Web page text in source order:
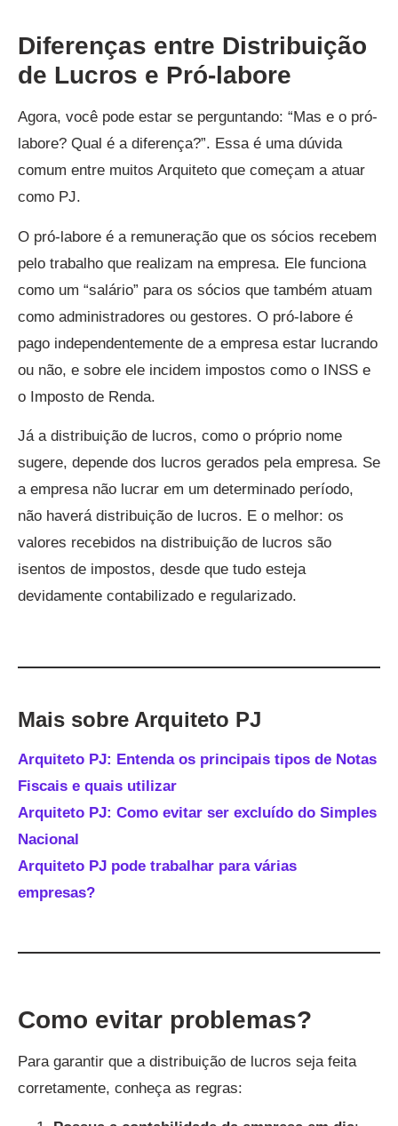
Diferenças entre Distribuição
de Lucros e Pró-labore
Agora, você pode estar se perguntando: “Mas e o pró-
labore? Qual é a diferença?”. Essa é uma dúvida
comum entre muitos Arquiteto que começam a atuar
como PJ.
O pró-labore é a remuneração que os sócios recebem
pelo trabalho que realizam na empresa. Ele funciona
como um “salário” para os sócios que também atuam
como administradores ou gestores. O pró-labore é
pago independentemente de a empresa estar lucrando
ou não, e sobre ele incidem impostos como o INSS e
o Imposto de Renda.
Já a distribuição de lucros, como o próprio nome
sugere, depende dos lucros gerados pela empresa. Se
a empresa não lucrar em um determinado período,
não haverá distribuição de lucros. E o melhor: os
valores recebidos na distribuição de lucros são
isentos de impostos, desde que tudo esteja
devidamente contabilizado e regularizado.
Mais sobre Arquiteto PJ
Arquiteto PJ: Entenda os principais tipos de Notas
Fiscais e quais utilizar
Arquiteto PJ: Como evitar ser excluído do Simples
Nacional
Arquiteto PJ pode trabalhar para várias
empresas?
Como evitar problemas?
Para garantir que a distribuição de lucros seja feita
corretamente, conheça as regras: